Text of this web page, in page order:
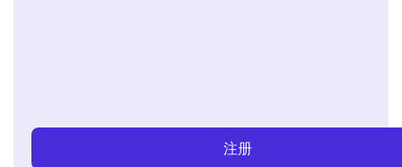
注册